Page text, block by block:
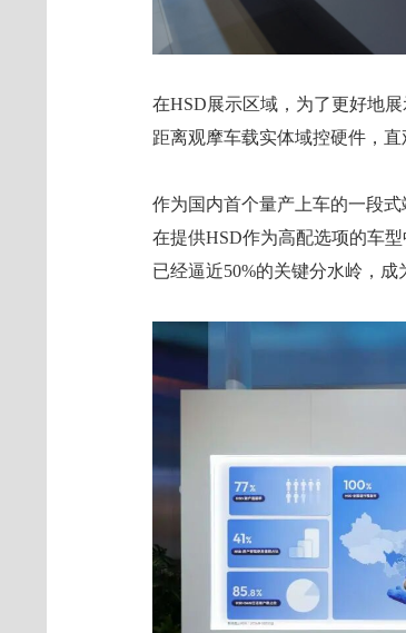
在HSD展示区域，为了更好地
距离观摩车载实体域控硬件，
作为国内首个量产上车的一段
在提供HSD作为高配选项的车
已经逼近50%的关键分水岭，成